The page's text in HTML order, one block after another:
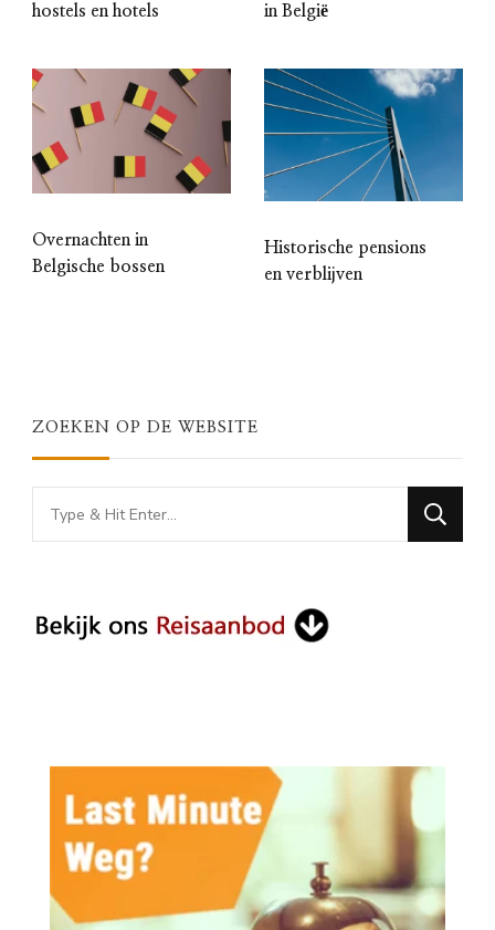
hostels en hotels
in België
Overnachten in
Belgische bossen
Historische pensions
en verblijven
ZOEKEN OP DE WEBSITE
Looking
for